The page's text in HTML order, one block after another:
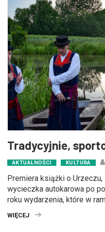
Tradycyjnie,
AKTUALNOŚCI KULTURA
Premiera książki o
wycieczka autokarowa po
roku wydarzenia, które w
WIĘCEJ